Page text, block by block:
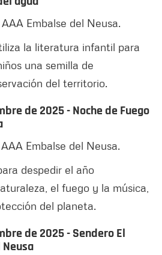
AAA Embalse del Neusa.
la literatura infantil para
una semilla de
del territorio.
de 2025 - Noche de Fuego
AAA Embalse del Neusa.
despedir el año
el fuego y la música,
del planeta.
de 2025 - Sendero El